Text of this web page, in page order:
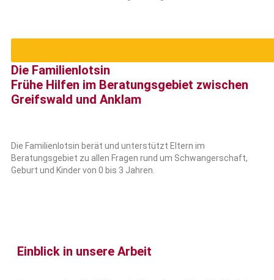
Die Familienlotsin
Frühe Hilfen im Beratungsgebiet zwischen
Greifswald und Anklam​
Die Familienlotsin berät und unterstützt Eltern im
Beratungsgebiet zu allen Fragen rund um Schwangerschaft,
Geburt und Kinder von 0 bis 3 Jahren.
Einblick in unsere Arbeit